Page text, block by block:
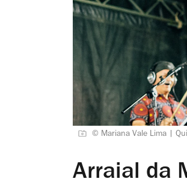
© Mariana Vale Lima |
Arraial da